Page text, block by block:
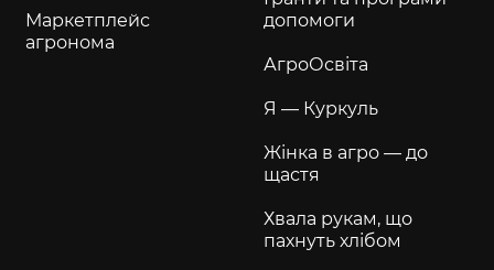
Маркетплейс
агронома
допомоги
АгроОсвіта
Я — Куркуль
Жінка в агро — до
щастя
Хвала рукам, що
пахнуть хлібом